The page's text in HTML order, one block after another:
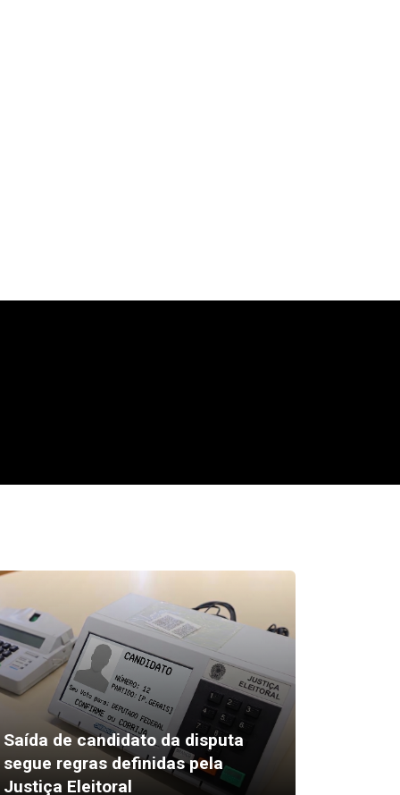
Saída de candidato da disputa
segue regras definidas pela
Justiça Eleitoral